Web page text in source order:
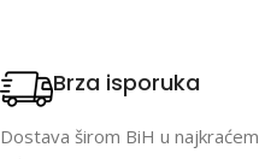
Brza isporuka
Dostava širom BiH u najkraćem